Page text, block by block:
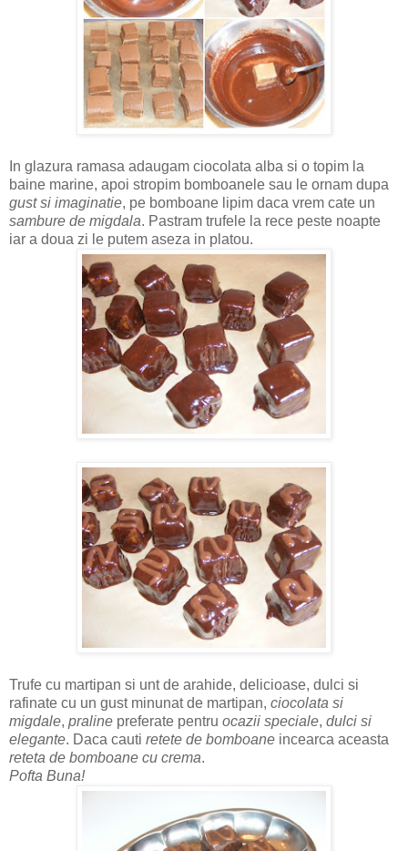
In glazura ramasa adaugam ciocolata alba si o topim la
baine marine, apoi stropim bomboanele sau le ornam dupa
gust si imaginatie, pe bomboane lipim daca vrem cate un
sambure de migdala. Pastram trufele la rece peste noapte
iar a doua zi le putem aseza in platou.
Trufe cu martipan si unt de arahide, delicioase, dulci si
rafinate cu un gust minunat de martipan, ciocolata si
migdale, praline preferate pentru ocazii speciale, dulci si
elegante. Daca cauti retete de bomboane incearca aceasta
reteta de bomboane cu crema.
Pofta Buna!